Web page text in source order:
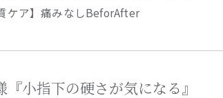
ケア】痛みなしBeforAfter
小指下の硬さが気になる』